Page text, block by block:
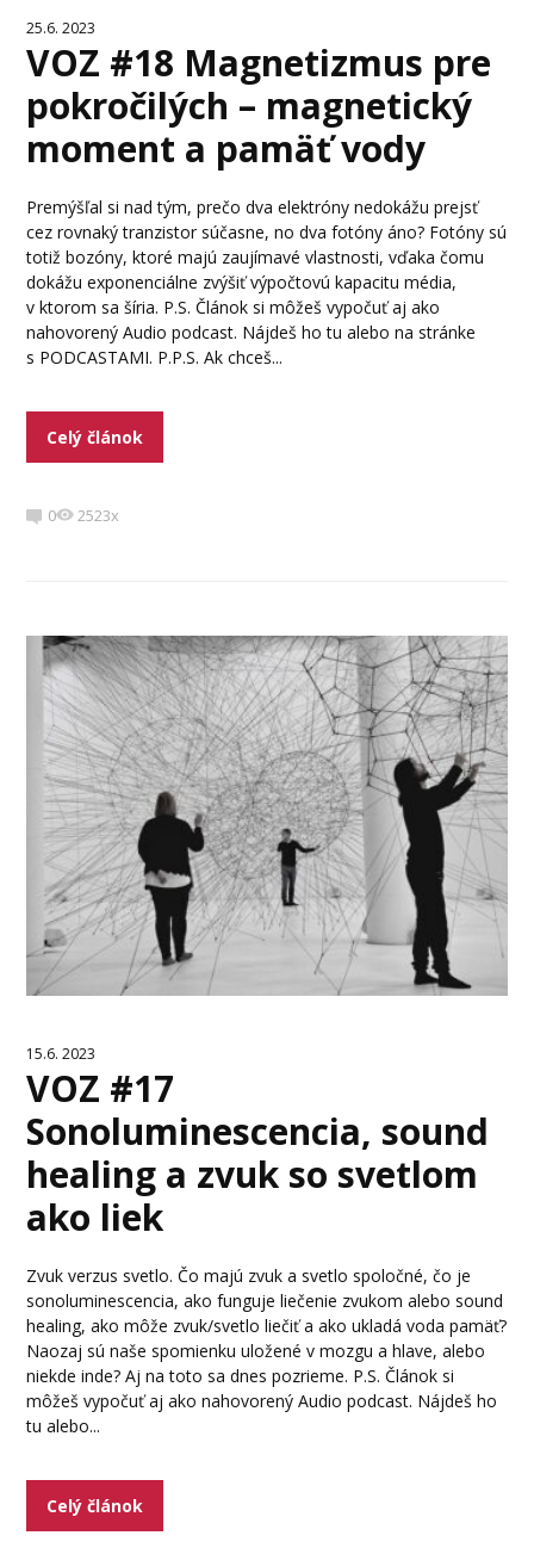
25.6. 2023
VOZ #18 Magnetizmus pre
pokročilých – magnetický
moment a pamäť vody
Premýšľal si nad tým, prečo dva elektróny nedokážu prejsť
cez rovnaký tranzistor súčasne, no dva fotóny áno? Fotóny sú
totiž bozóny, ktoré majú zaujímavé vlastnosti, vďaka čomu
dokážu exponenciálne zvýšiť výpočtovú kapacitu média,
v ktorom sa šíria. P.S. Článok si môžeš vypočuť aj ako
nahovorený Audio podcast. Nájdeš ho tu alebo na stránke
s PODCASTAMI. P.P.S. Ak chceš...
Celý článok
0 2523x
15.6. 2023
VOZ #17
Sonoluminescencia, sound
healing a zvuk so svetlom
ako liek
Zvuk verzus svetlo. Čo majú zvuk a svetlo spoločné, čo je
sonoluminescencia, ako funguje liečenie zvukom alebo sound
healing, ako môže zvuk/svetlo liečiť a ako ukladá voda pamäť?
Naozaj sú naše spomienku uložené v mozgu a hlave, alebo
niekde inde? Aj na toto sa dnes pozrieme. P.S. Článok si
môžeš vypočuť aj ako nahovorený Audio podcast. Nájdeš ho
tu alebo...
Celý článok